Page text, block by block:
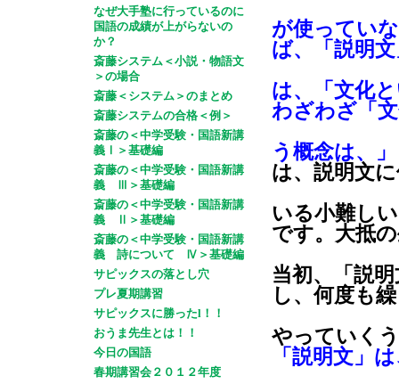
なぜ大手塾に行っているのに
国語の成績が上がらないの
か？
斎藤システム＜小説・物語文
＞の場合
斎藤＜システム＞のまとめ
斎藤システムの合格＜例＞
斎藤の＜中学受験・国語新講
義Ⅰ＞基礎編
斎藤の＜中学受験・国語新講
義 Ⅲ＞基礎編
斎藤の＜中学受験・国語新講
義 Ⅱ＞基礎編
斎藤の＜中学受験・国語新講
義 詩について Ⅳ＞基礎編
サピックスの落とし穴
プレ夏期講習
サピックスに勝ったl！！
おうま先生とは！！
今日の国語
春期講習会２０１２年度
が使ってい
ば、「説明
は、「文化
わざわざ「
う概念は、
は、説明文
いる小難し
です。大抵
当初、「説
し、何度も
やっていく
「説明文」